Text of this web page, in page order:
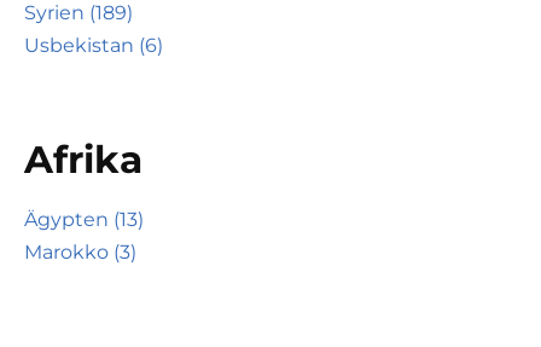
Syrien (189)
Usbekistan (6)
Afrika
Ägypten (13)
Marokko (3)